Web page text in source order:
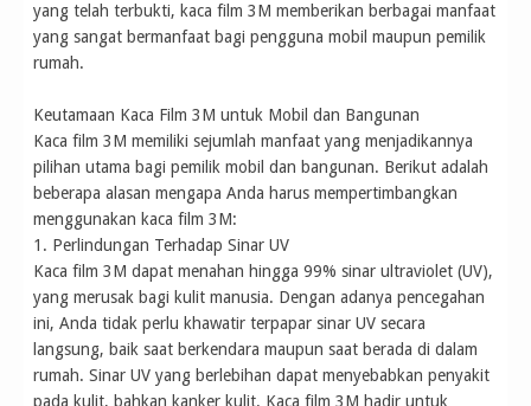
yang telah terbukti, kaca film 3M memberikan berbagai manfaat
yang sangat bermanfaat bagi pengguna mobil maupun pemilik
rumah.
Keutamaan Kaca Film 3M untuk Mobil dan Bangunan
Kaca film 3M memiliki sejumlah manfaat yang menjadikannya
pilihan utama bagi pemilik mobil dan bangunan. Berikut adalah
beberapa alasan mengapa Anda harus mempertimbangkan
menggunakan kaca film 3M:
1. Perlindungan Terhadap Sinar UV
Kaca film 3M dapat menahan hingga 99% sinar ultraviolet (UV),
yang merusak bagi kulit manusia. Dengan adanya pencegahan
ini, Anda tidak perlu khawatir terpapar sinar UV secara
langsung, baik saat berkendara maupun saat berada di dalam
rumah. Sinar UV yang berlebihan dapat menyebabkan penyakit
pada kulit, bahkan kanker kulit. Kaca film 3M hadir untuk